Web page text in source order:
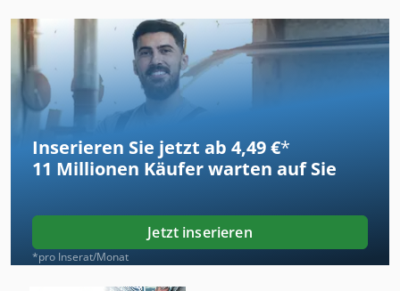
Inserieren Sie jetzt ab 4,49 €*
11 Millionen Käufer warten auf Sie
Jetzt inserieren
*pro Inserat/Monat